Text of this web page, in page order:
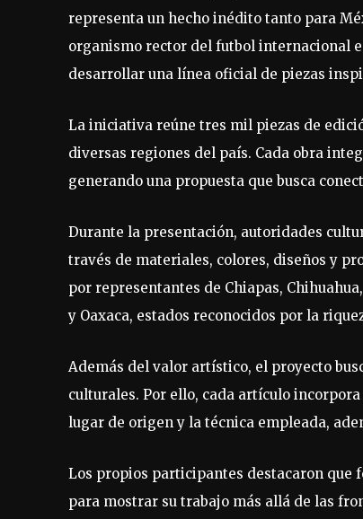
representa un hecho inédito tanto para
organismo rector del futbol internacional
desarrollar una línea oficial de piezas
La iniciativa reúne tres mil piezas de
diversas regiones del país. Cada obra
generando una propuesta que busca
Durante la presentación, autoridades
través de materiales, colores, diseños y
por representantes de Chiapas,
y Oaxaca, estados reconocidos por la
Además del valor artístico, el proyecto
culturales. Por ello, cada artículo
lugar de origen y la técnica empleada,
Los propios participantes destacaron
para mostrar su trabajo más allá de las